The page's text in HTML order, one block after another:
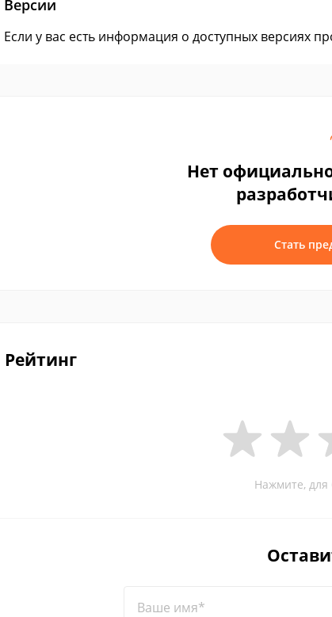
Версии
Если у вас есть информация о доступных версиях
Нет
Стать
Рейтинг
Нажмите, для
Ваше имя*